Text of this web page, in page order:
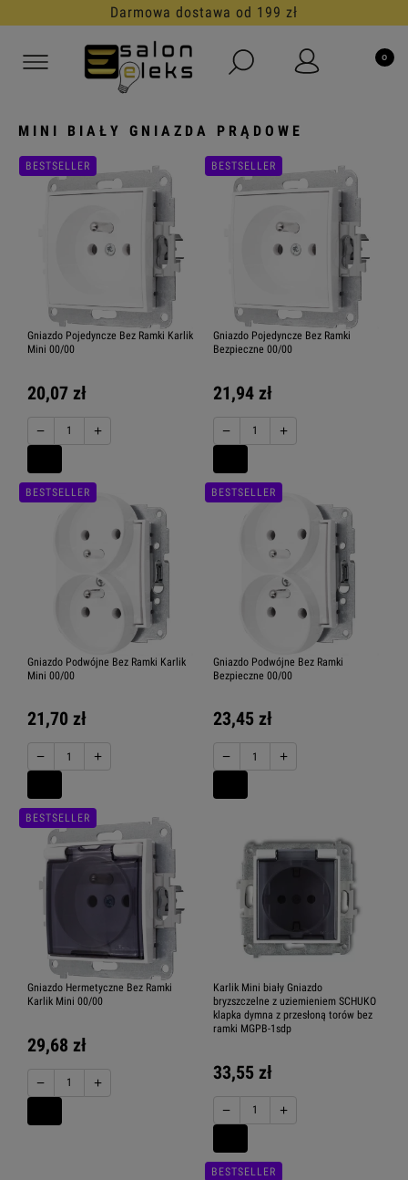
Darmowa dostawa od 199 zł
MINI BIAŁY GNIAZDA PRĄDOWE
Gniazdo Pojedyncze Bez Ramki Karlik
Mini 00/00
20,07 zł
− +
BESTSELLER
Gniazdo Pojedyncze Bez Ramki
Bezpieczne 00/00
21,94 zł
− +
BESTSELLER
Gniazdo Podwójne Bez Ramki Karlik
Mini 00/00
21,70 zł
− +
BESTSELLER
Gniazdo Podwójne Bez Ramki
Bezpieczne 00/00
23,45 zł
− +
BESTSELLER
Gniazdo Hermetyczne Bez Ramki
Karlik Mini 00/00
29,68 zł
− +
BESTSELLER
Karlik Mini biały Gniazdo
bryzszczelne z uziemieniem SCHUKO
klapka dymna z przesłoną torów bez
ramki MGPB-1sdp
33,55 zł
− +
BESTSELLER